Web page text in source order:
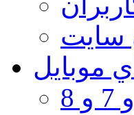
سايت
موبايل